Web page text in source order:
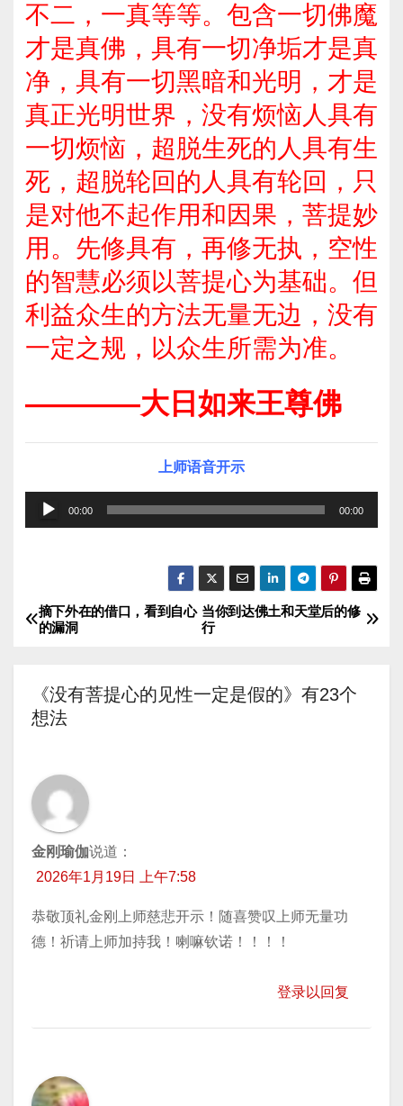
不二，一真等等。包含一切佛魔
才是真佛，具有一切净垢才是真
净，具有一切黑暗和光明，才是
真正光明世界，没有烦恼人具有
一切烦恼，超脱生死的人具有生
死，超脱轮回的人具有轮回，只
是对他不起作用和因果，菩提妙
用。先修具有，再修无执，空性
的智慧必须以菩提心为基础。但
利益众生的方法无量无边，没有
一定之规，以众生所需为准。
————大日如来王尊佛
上师语音开示
频
00:00 00:00
文
导
航
当你到达佛土和天堂后的修
行
摘下外在的借口，看到自心
的漏洞
《没有菩提心的见性一定是假的》有23个
想法
金刚瑜伽说道：
2026年1月19日 上午7:58
恭敬顶礼金刚上师慈悲开示！随喜赞叹上师无量功
德！祈请上师加持我！喇嘛钦诺！！！！
登录以回复